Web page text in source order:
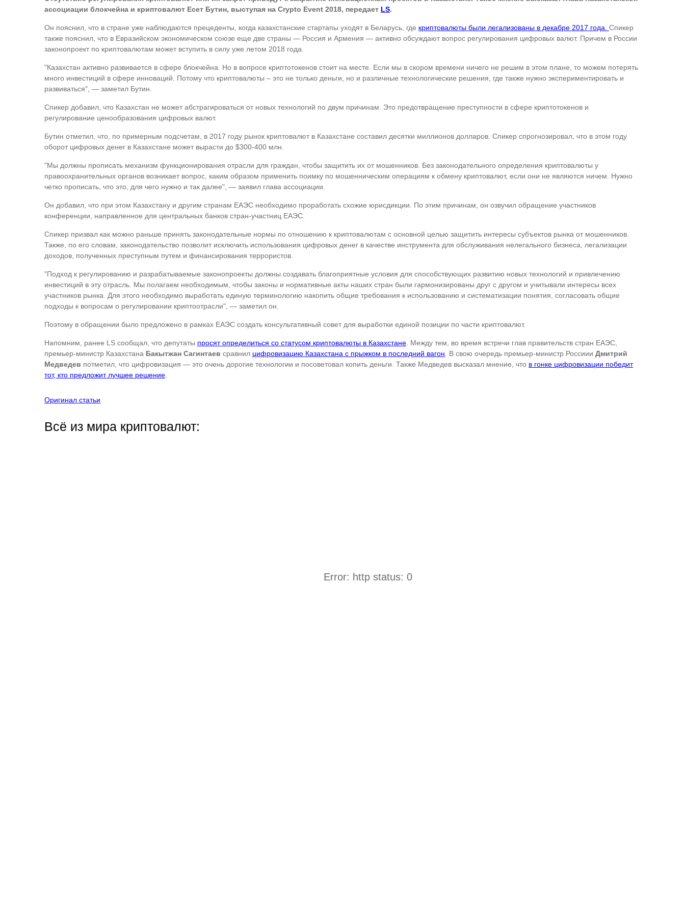
ассоциации блокчейна и криптовалют Есет Бутин, выступая на Crypto Event 2018, передает LS.
Он пояснил, что в стране уже наблюдаются прецеденты, когда казахстанские стартапы уходят в Беларусь, где криптовалюты были легализованы в декабре 2017 года. Спикер
также пояснил, что в Евразийском экономическом союзе еще две страны — Россия и Армения — активно обсуждают вопрос регулирования цифровых валют. Причем в России
законопроект по криптовалютам может вступить в силу уже летом 2018 года.
"Казахстан активно развивается в сфере блокчейна. Но в вопросе криптотокенов стоит на месте. Если мы в скором времени ничего не решим в этом плане, то можем потерять
много инвестиций в сфере инноваций. Потому что криптовалюты – это не только деньги, но и различные технологические решения, где также нужно экспериментировать и
развиваться", — заметил Бутин.
Спикер добавил, что Казахстан не может абстрагироваться от новых технологий по двум причинам. Это предотвращение преступности в сфере криптотокенов и
регулирование ценообразования цифровых валют.
Бутин отметил, что, по примерным подсчетам, в 2017 году рынок криптовалют в Казахстане составил десятки миллионов долларов. Спикер спрогнозировал, что в этом году
оборот цифровых денег в Казахстане может вырасти до $300-400 млн.
"Мы должны прописать механизм функционирования отрасли для граждан, чтобы защитить их от мошенников. Без законодательного определения криптовалюты у
правоохранительных органов возникает вопрос, каким образом применить поимку по мошенническим операциям к обмену криптовалют, если они не являются ничем. Нужно
четко прописать, что это, для чего нужно и так далее", — заявил глава ассоциации.
Он добавил, что при этом Казахстану и другим странам ЕАЭС необходимо проработать схожие юрисдикции. По этим причинам, он озвучил обращение участников
конференции, направленное для центральных банков стран-участниц ЕАЭС.
Спикер призвал как можно раньше принять законодательные нормы по отношению к криптовалютам с основной целью защитить интересы субъектов рынка от мошенников.
Также, по его словам, законодательство позволит исключить использования цифровых денег в качестве инструмента для обслуживания нелегального бизнеса, легализации
доходов, полученных преступным путем и финансирования террористов.
"Подход к регулированию и разрабатываемые законопроекты должны создавать благоприятные условия для способствующих развитию новых технологий и привлечению
инвестиций в эту отрасль. Мы полагаем необходимым, чтобы законы и нормативные акты наших стран были гармонизированы друг с другом и учитывали интересы всех
участников рынка. Для этого необходимо выработать единую терминологию накопить общие требования к использованию и систематизации понятия, согласовать общие
подходы к вопросам о регулировании криптоотрасли", — заметил он.
Поэтому в обращении было предложено в рамках ЕАЭС создать консультативный совет для выработки единой позиции по части криптовалют.
Напомним, ранее LS сообщал, что депутаты просят определиться со статусом криптовалюты в Казахстане . Между тем, во время встречи глав правительств стран ЕАЭС,
премьер-министр Казахстана Бакытжан Сагинтаев сравнил цифровизацию Казахстана с прыжком в последний вагон . В свою очередь премьер-министр Россиии Дмитрий
Медведев потметил, что цифровизация — это очень дорогие технологии и посоветовал копить деньги. Также Медведев высказал мнение, что в гонке цифровизации победит
тот, кто предложит лучшее решение
Оригинал статьи
Всё из мира криптовалют:
Error: http status: 0